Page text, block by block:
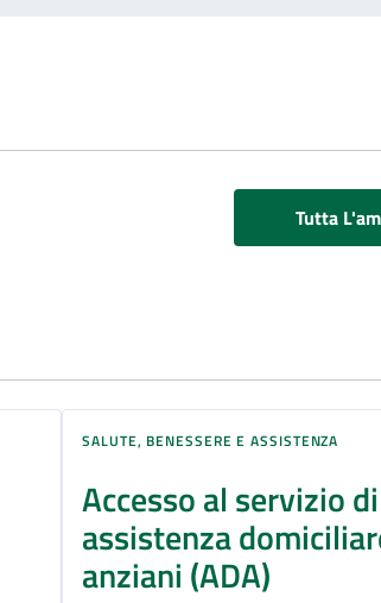
Tutta
SALUTE, BENESSERE E ASSISTENZA
Accesso al servizio di
assistenza
anziani (ADA)